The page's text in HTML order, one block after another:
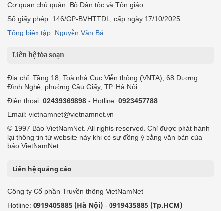
Cơ quan chủ quản: Bộ Dân tộc và Tôn giáo
Số giấy phép: 146/GP-BVHTTDL, cấp ngày 17/10/2025
Tổng biên tập: Nguyễn Văn Bá
Liên hệ tòa soạn
Địa chỉ: Tầng 18, Toà nhà Cục Viễn thông (VNTA), 68 Dương
Đình Nghệ, phường Cầu Giấy, TP. Hà Nội.
Điện thoại: 02439369898 - Hotline: 0923457788
Email: vietnamnet@vietnamnet.vn
© 1997 Báo VietNamNet. All rights reserved. Chỉ được phát hành
lại thông tin từ website này khi có sự đồng ý bằng văn bản của
báo VietNamNet.
Liên hệ quảng cáo
Công ty Cổ phần Truyền thông VietNamNet
Hotline: 0919405885 (Hà Nội) - 0919435885 (Tp.HCM)